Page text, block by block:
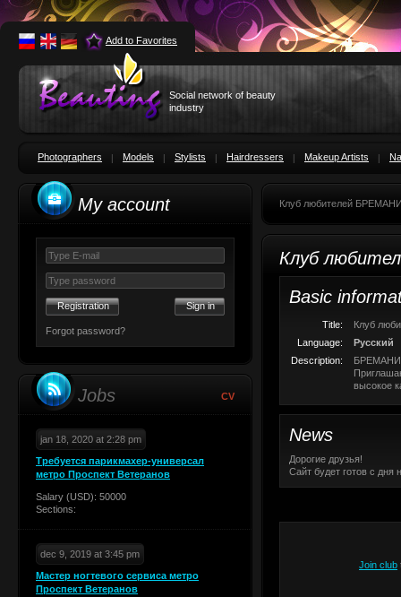
Add to Favorites
Social network of beauty
industry
Photographers Models Stylists Hairdressers Makeup Artists
My account
Registration
Forgot password?
Jobs CV
jan 18, 2020 at 2:28 pm
Требуется парикмахер-универсал
метро Проспект Ветеранов
Salary (USD): 50000
Sections:
dec 9, 2019 at 3:45 pm
Мастер ногтевого сервиса метро
Проспект Ветеранов
Клуб любителей
Клуб
Basic
Title:
Клуб
Language:
Русский
Description:
БРЕМАНИ
высокое
News
Дорогие друзья!
Сайт будет готов с дня
Join club